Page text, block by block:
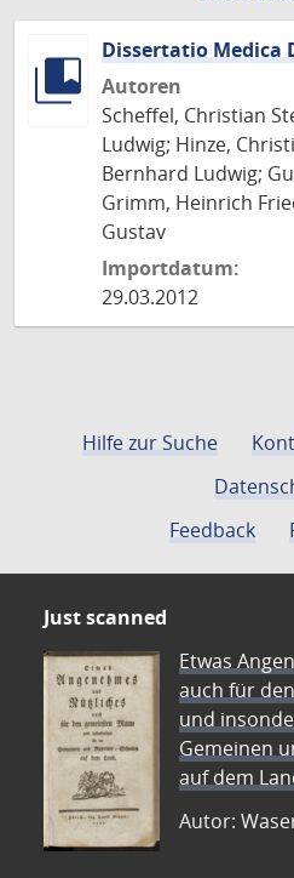
Dissertatio Medica
Autoren
Scheffel, Christian
Ludwig; Hinze,
Bernhard Ludwig;
Grimm, Heinrich
Gustav
Importdatum:
29.03.2012
Hilfe zur Suche
Feedback
Just scanned
Etwas
auch für
und
Gemeinen
auf dem
Autor: